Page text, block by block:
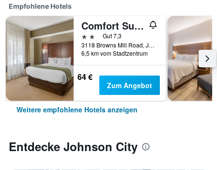
Empfohlene Hotels
Comfort Suites Johnson City near University
2 SterneGut 7,3
3118 Browns Mill Road, Johnson City, TN, USA
6,5 km vom Stadtzentrum
64 €
Zum Angebot
Weitere empfohlene Hotels anzeigen
Entdecke Johnson City